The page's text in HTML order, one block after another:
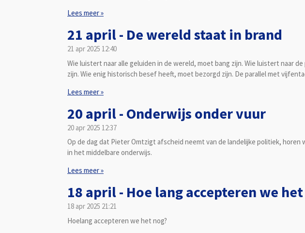
Lees meer »
21 april - De wereld staat in brand
21 apr 2025 12:40
Wie luistert naar alle geluiden in de wereld, moet bang zijn. Wie luistert naar
zijn. Wie enig historisch besef heeft, moet bezorgd zijn. De parallel met
Lees meer »
20 april - Onderwijs onder vuur
20 apr 2025 12:37
Op de dag dat Pieter Omtzigt afscheid neemt van de landelijke politiek,
in het middelbare onderwijs.
Lees meer »
18 april - Hoe lang accepteren we
18 apr 2025 21:21
Hoelang accepteren we het nog?